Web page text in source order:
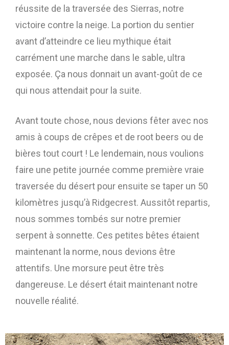
réussite de la traversée des Sierras, notre
victoire contre la neige. La portion du sentier
avant d’atteindre ce lieu mythique était
carrément une marche dans le sable, ultra
exposée. Ça nous donnait un avant-goût de ce
qui nous attendait pour la suite.
Avant toute chose, nous devions fêter avec nos
amis à coups de crêpes et de root beers ou de
bières tout court ! Le lendemain, nous voulions
faire une petite journée comme première vraie
traversée du désert pour ensuite se taper un 50
kilomètres jusqu’à Ridgecrest. Aussitôt repartis,
nous sommes tombés sur notre premier
serpent à sonnette. Ces petites bêtes étaient
maintenant la norme, nous devions être
attentifs. Une morsure peut être très
dangereuse. Le désert était maintenant notre
nouvelle réalité.